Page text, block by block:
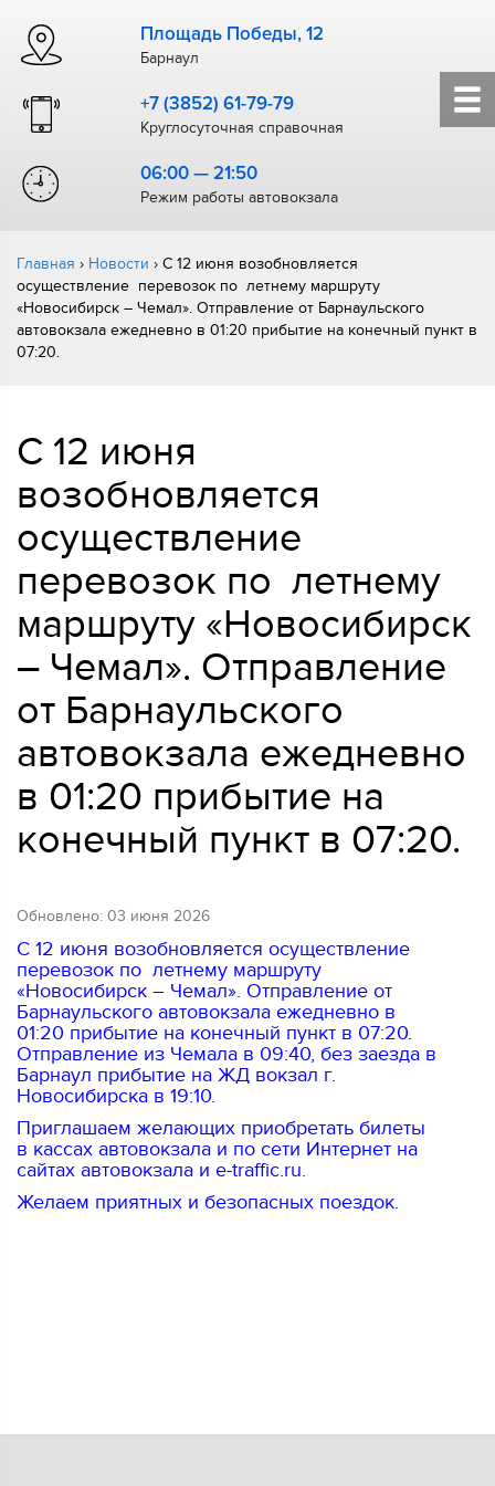
Площадь Победы, 12
Барнаул
+7 (3852) 61-79-79
Круглосуточная справочная
06:00 — 21:50
Режим работы автовокзала
Главная › Новости › С 12 июня возобновляется
осуществление перевозок по летнему маршруту
«Новосибирск – Чемал». Отправление от Барнаульского
автовокзала ежедневно в 01:20 прибытие на конечный пункт в
07:20.
С 12 июня
возобновляется
осуществление
перевозок по летнему
маршруту «Новосибирск
– Чемал». Отправление
от Барнаульского
автовокзала ежедневно
в 01:20 прибытие на
конечный пункт в 07:20.
Обновлено: 03 июня 2026
С 12 июня возобновляется осуществление
перевозок по летнему маршруту
«Новосибирск – Чемал». Отправление от
Барнаульского автовокзала ежедневно в
01:20 прибытие на конечный пункт в 07:20.
Отправление из Чемала в 09:40, без заезда в
Барнаул прибытие на ЖД вокзал г.
Новосибирска в 19:10.
Приглашаем желающих приобретать билеты
в кассах автовокзала и по сети Интернет на
сайтах автовокзала и e-traffic.ru.
Желаем приятных и безопасных поездок.